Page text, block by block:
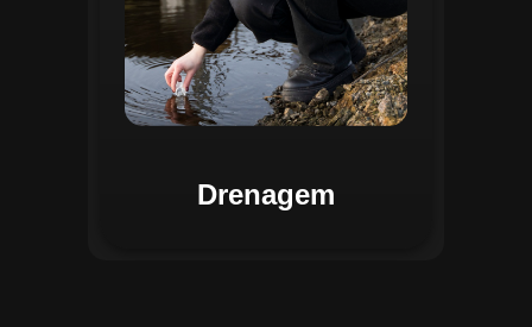
Drenagem